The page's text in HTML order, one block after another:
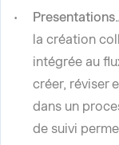
la création
intégrée au
créer, réviser
dans un
de suivi